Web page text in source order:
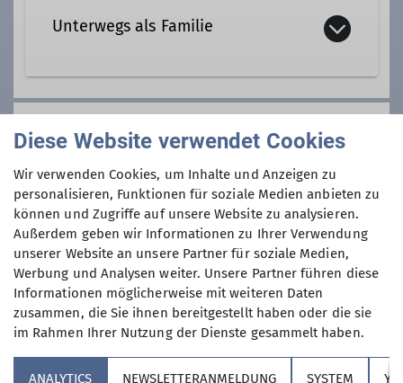
Unterwegs als Familie
Statt maximalen Höhenmetern und
Gipfelrekorden stehen bei uns Frösche
fangen und Stauseen bauen genauso
im Vordergrund wie gemeinsam
tobend und spielend Abenteuer
erleben. Außer ein bisschen
allgemeiner Fitness braucht ihr keine
besonderen Voraussetzungen, der
Rest kommt nach und nach.
Ganz besonders laden wir Kinder im
Alter von 0 bis 6 Jahren ein, denn bei
uns sind auch kleinere Geschwister
Anmeldung
Katrin Ott
Tel./WhatsApp 0160 859 3 849 oder
mail@katrin-ott.de
Diese Website verwendet Cookies
Wir verwenden Cookies, um Inhalte und Anzeigen zu
personalisieren, Funktionen für soziale Medien anbieten zu
können und Zugriffe auf unsere Website zu analysieren.
Außerdem geben wir Informationen zu Ihrer Verwendung
unserer Website an unsere Partner für soziale Medien,
Werbung und Analysen weiter. Unsere Partner führen diese
Informationen möglicherweise mit weiteren Daten
zusammen, die Sie ihnen bereitgestellt haben oder die sie
im Rahmen Ihrer Nutzung der Dienste gesammelt haben.
ANALYTICS NEWSLETTERANMELDUNG SYSTEM